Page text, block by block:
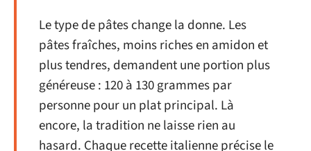
Le type de pâtes change la donne. Les
pâtes fraîches, moins riches en amidon et
plus tendres, demandent une portion plus
généreuse : 120 à 130 grammes par
personne pour un plat principal. Là
encore, la tradition ne laisse rien au
hasard. Chaque recette italienne précise le